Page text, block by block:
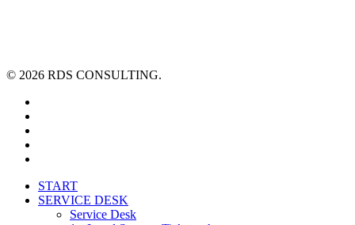
© 2026 RDS CONSULTING.
Close
Menu
START
SERVICE DESK
Service Desk